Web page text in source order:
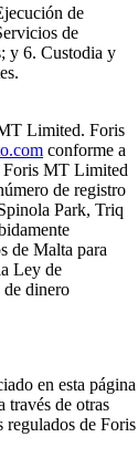
de
de
y 6. Custodia y
Limited. Foris
conforme a
Foris MT Limited
de registro
Park, Triq
de Malta para
Ley de
de dinero
en esta página
través de otras
regulados de Foris